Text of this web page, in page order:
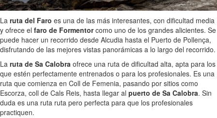
La ruta del Faro es una de las más interesantes, con dificultad media
y ofrece el faro de Formentorcomo uno de los grandes alicientes. Se
puede hacer un recorrido desde Alcudia hasta el Puerto de Pollença,
disfrutando de las mejores vistas panorámicas a lo largo del recorrido.
La ruta de Sa Calobra ofrece una ruta de dificultad alta, apta para los
que estén perfectamente entrenados o para los profesionales. Es una
ruta que comienza en Coll de Femenia, pasando por sitios como
Escorza, coll de Cals Reis, hasta llegar al puerto de Sa Calobra. Sin
duda es una ruta ruta pero perfecta para que los profesionales
practiquen.